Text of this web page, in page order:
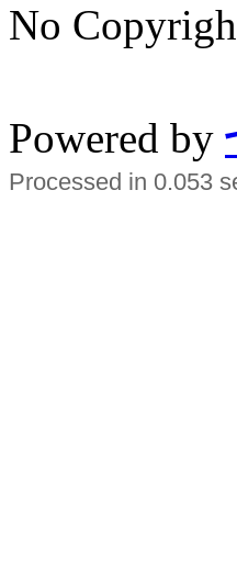
No
Powered by
Processed in 0.053